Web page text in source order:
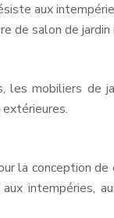
aux
salon de
mobiliers de
la conception
intempéries,